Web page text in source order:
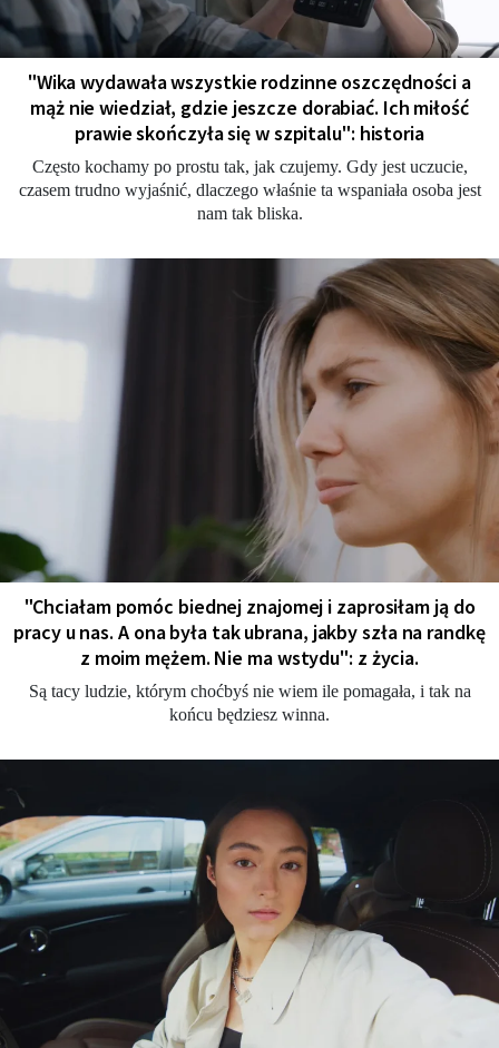
"Wika wydawała wszystkie rodzinne oszczędności a
mąż nie wiedział, gdzie jeszcze dorabiać. Ich miłość
prawie skończyła się w szpitalu": historia
Często kochamy po prostu tak, jak czujemy. Gdy jest uczucie,
czasem trudno wyjaśnić, dlaczego właśnie ta wspaniała osoba jest
nam tak bliska.
"Chciałam pomóc biednej znajomej i zaprosiłam ją do
pracy u nas. A ona była tak ubrana, jakby szła na randkę
z moim mężem. Nie ma wstydu": z życia.
Są tacy ludzie, którym choćbyś nie wiem ile pomagała, i tak na
końcu będziesz winna.